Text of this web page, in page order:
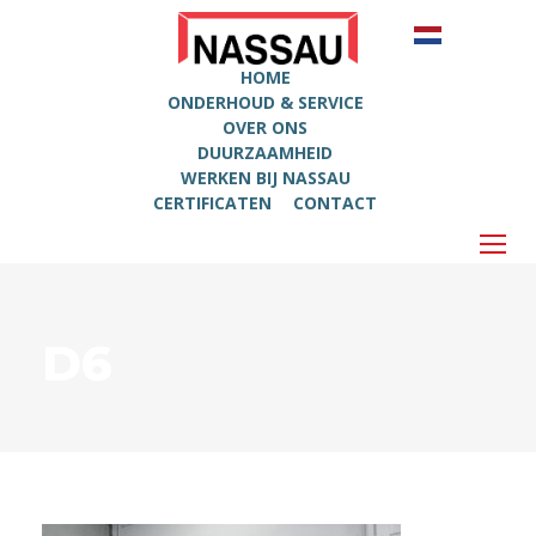
HOME
ONDERHOUD & SERVICE
OVER ONS
DUURZAAMHEID
WERKEN BIJ NASSAU
CERTIFICATEN
CONTACT